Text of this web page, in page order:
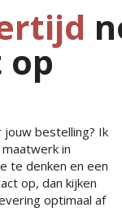
op
bestelling? Ik
in
te denken en een
op, dan kijken
optimaal af